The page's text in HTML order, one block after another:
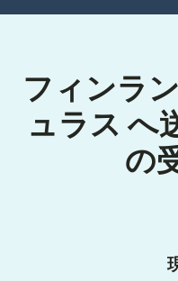
フィンラ
ュラス へ
の